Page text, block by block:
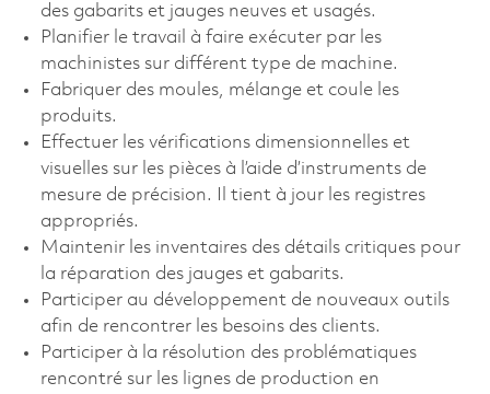
des gabarits et jauges neuves et usagés.
Planifier le travail à faire exécuter par les
machinistes sur différent type de machine.
Fabriquer des moules, mélange et coule les
produits.
Effectuer les vérifications dimensionnelles et
visuelles sur les pièces à l’aide d’instruments de
mesure de précision. Il tient à jour les registres
appropriés.
Maintenir les inventaires des détails critiques pour
la réparation des jauges et gabarits.
Participer au développement de nouveaux outils
afin de rencontrer les besoins des clients.
Participer à la résolution des problématiques
rencontré sur les lignes de production en